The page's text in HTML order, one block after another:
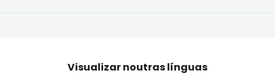
Visualizar noutras línguas